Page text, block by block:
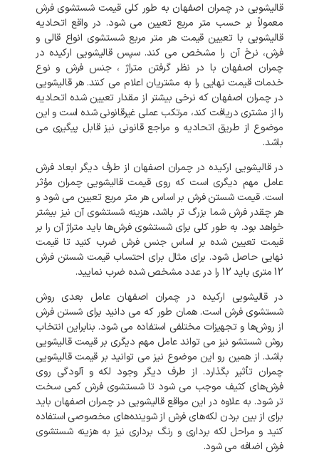
قالیشویی در چمران اصفهان به طور کلی قیمت شستشوی فرش
معمولاً بر حسب متر مربع تعیین می شود. در واقع اتحادیه
قالیشویی با تعیین قیمت هر متر مربع شستشوی انواع قالی و
فرش، نرخ آن را مشخص می کند.سپس قالیشویی ارکیده در
چمران اصفهان با در نظر گرفتن متراژ ، جنس فرش و نوع
خدمات قیمت نهایی را به مشتریان اعلام می کنند.هر قالیشویی
در چمران اصفهان که نرخی بیشتر از مقدار تعیین شده اتحادیه
را از مشتری دریافت کند، مرتکب عملی غیرقانونی شده است و این
موضوع از طریق اتحادیه و مراجع قانونی نیز قابل پیگیری می
باشد.
در قالیشویی ارکیده در چمران اصفهان از طرف دیگر ابعاد فرش
عامل مهم دیگری است که روی قیمت قالیشویی چمران مؤثر
است.قیمت شستن فرش بر اساس هر متر مربع تعیین می شود و
هر چقدر فرش شما بزرگ تر باشد، هزینه شستشوی آن نیز بیشتر
خواهد بود. به طور کلی برای شستشوی فرش‌ها باید متراژ آن را بر
قیمت تعیین شده بر اساس جنس فرش ضرب کنید تا قیمت
نهایی حاصل شود. برای مثال برای احتساب قیمت شستن فرش
12 متری باید12 را در عدد مشخص شده ضرب نمایید.
در قالیشویی ارکیده در چمران اصفهان عامل بعدی روش
شستشوی فرش است.همان طور که می دانید برای شستن فرش
از روش‌ها و تجهیزات مختلفی استفاده می شود. بنابراین انتخاب
روش شستشو نیز می تواند عامل مهم دیگری بر قیمت قالیشویی
باشد. از همین رو این موضوع نیز می توانید بر قیمت قالیشویی
چمران تأثیر بگذارد. از طرف دیگر وجود لکه و آلودگی روی
فرش‌های کثیف موجب می شود تا شستشوی فرش کمی سخت
تر شود. به علاوه در این مواقع قالیشویی در چمران اصفهان باید
برای از بین بردن لکه‌های فرش از شوینده‌های مخصوصی استفاده
کنید و مراحل لکه برداری و رنگ برداری نیز به هزینه شستشوی
فرش اضافه می شود.